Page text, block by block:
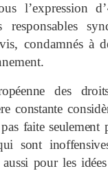
l’expression
responsables
condamnés à
des
constante
pas faite seulement
sont
pour les